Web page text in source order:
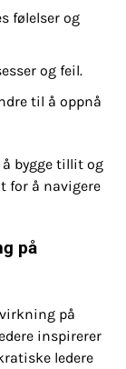
følelser og
og feil.
til å oppnå
å bygge tillit og
for å navigere
på
på
inspirerer
ledere